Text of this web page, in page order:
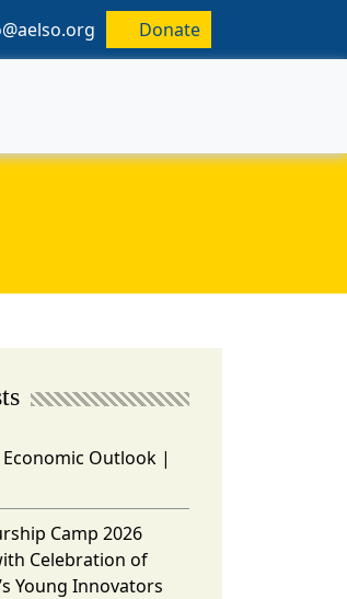
Donate
Outlook |
Camp 2026
Celebration of
Young Innovators